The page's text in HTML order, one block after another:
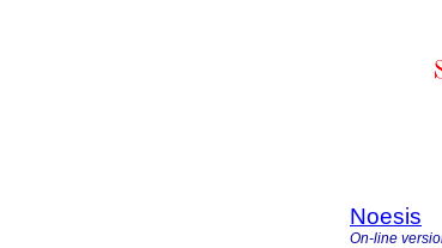
Noesis
On-line